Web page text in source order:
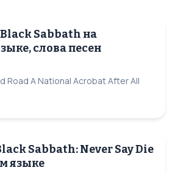
Sabbath на
слова песен
Road A National Acrobat After All
Sabbath: Never Say Die
языке